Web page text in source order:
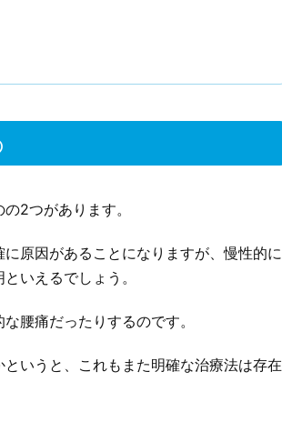
2つがあります。
原因があることになりますが、慢性的に
いえるでしょう。
腰痛だったりするのです。
いうと、これもまた明確な治療法は存在